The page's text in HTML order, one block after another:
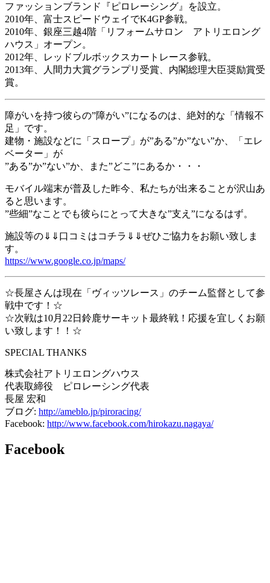
ファッションブランド『ピロレーシング』を設立。
2010年、富士スピードウェイでK4GP参戦。
2010年、銀座三越4階「リフォームサロン アトリエロング
ハウス」オープン。
2012年、レッドブルボックスカートレース参戦。
2013年、人間力大賞グランプリ受賞、内閣総理大臣奨励賞受
賞。
障がいを持つ彼らの”障がい”になるのは、絶対的な「情報不
足」です。
建物・施設などに「スロープ」が”ある”か”ない”か、「エレ
ベーター」が
”ある”か”ない”か、また”どこ”にあるか・・・
モバイル端末が普及した昨今、私たちが出来ることが沢山あ
ると思います。
”些細”なことでも彼らにとって大きな”支え”になるはず。
施設等の⇓⇓口コミはコチラ⇓⇓ぜひご協力をお願い致しま
す。
https://www.google.co.jp/maps/
☆長屋さんは現在「ヴィッツレース」のチーム監督として参
戦中です！☆
☆次戦は10月22日鈴鹿サーキット最終戦！応援を宜しくお願
い致します！！☆
SPECIAL THANKS
株式会社アトリエロングハウス
代表取締役 ピロレーシング代表
長屋 宏和
ブログ: http://ameblo.jp/piroracing/
Facebook: http://www.facebook.com/hirokazu.nagaya/
Facebook